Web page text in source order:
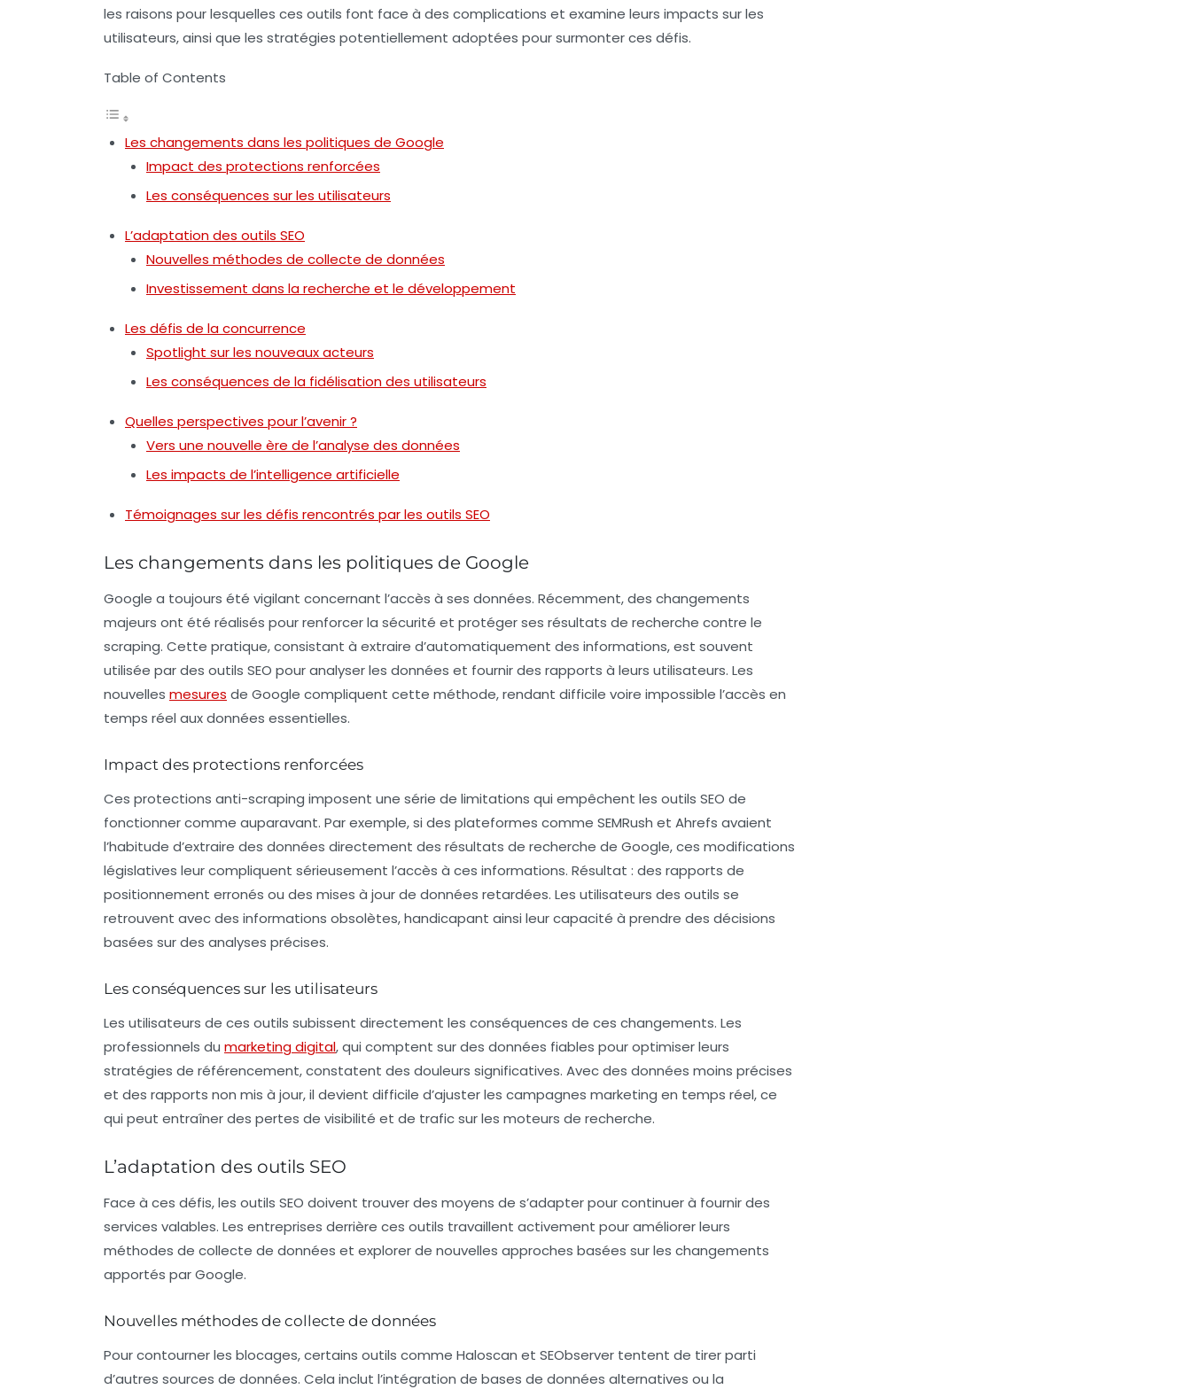
les raisons pour lesquelles ces outils font face à des complications et examine leurs impacts sur les
utilisateurs, ainsi que les stratégies potentiellement adoptées pour surmonter ces défis.
Table of Contents
Les changements dans les politiques de Google
Impact des protections renforcées
Les conséquences sur les utilisateurs
L’adaptation des outils SEO
Nouvelles méthodes de collecte de données
Investissement dans la recherche et le développement
Les défis de la concurrence
Spotlight sur les nouveaux acteurs
Les conséquences de la fidélisation des utilisateurs
Quelles perspectives pour l’avenir ?
Vers une nouvelle ère de l’analyse des données
Les impacts de l’intelligence artificielle
Témoignages sur les défis rencontrés par les outils SEO
Les changements dans les politiques de Google
Google a toujours été vigilant concernant l’accès à ses données. Récemment, des changements
majeurs ont été réalisés pour renforcer la sécurité et protéger ses résultats de recherche contre le
scraping. Cette pratique, consistant à extraire d’automatiquement des informations, est souvent
utilisée par des outils SEO pour analyser les données et fournir des rapports à leurs utilisateurs. Les
nouvelles mesures de Google compliquent cette méthode, rendant difficile voire impossible l’accès en
temps réel aux données essentielles.
Impact des protections renforcées
Ces protections anti-scraping imposent une série de limitations qui empêchent les outils SEO de
fonctionner comme auparavant. Par exemple, si des plateformes comme SEMRush et Ahrefs avaient
l’habitude d’extraire des données directement des résultats de recherche de Google, ces modifications
législatives leur compliquent sérieusement l’accès à ces informations. Résultat : des rapports de
positionnement erronés ou des mises à jour de données retardées. Les utilisateurs des outils se
retrouvent avec des informations obsolètes, handicapant ainsi leur capacité à prendre des décisions
basées sur des analyses précises.
Les conséquences sur les utilisateurs
Les utilisateurs de ces outils subissent directement les conséquences de ces changements. Les
professionnels du marketing digital, qui comptent sur des données fiables pour optimiser leurs
stratégies de référencement, constatent des douleurs significatives. Avec des données moins précises
et des rapports non mis à jour, il devient difficile d’ajuster les campagnes marketing en temps réel, ce
qui peut entraîner des pertes de visibilité et de trafic sur les moteurs de recherche.
L’adaptation des outils SEO
Face à ces défis, les outils SEO doivent trouver des moyens de s’adapter pour continuer à fournir des
services valables. Les entreprises derrière ces outils travaillent activement pour améliorer leurs
méthodes de collecte de données et explorer de nouvelles approches basées sur les changements
apportés par Google.
Nouvelles méthodes de collecte de données
Pour contourner les blocages, certains outils comme Haloscan et SEObserver tentent de tirer parti
d’autres sources de données. Cela inclut l’intégration de bases de données alternatives ou la